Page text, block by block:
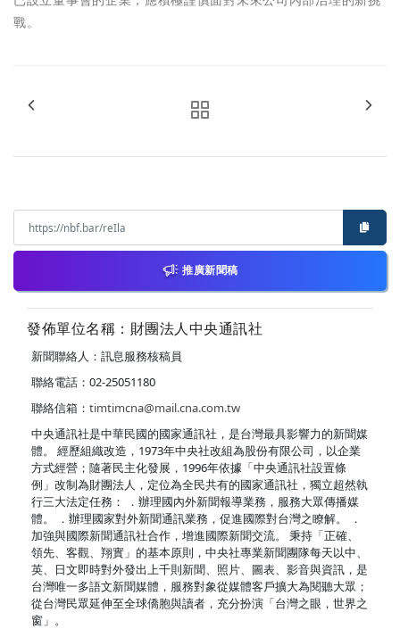
戰。
推廣新聞稿
發佈單位名稱：財團法人中央通訊社
新聞聯絡人：訊息服務核稿員
聯絡電話：02-25051180
聯絡信箱： timtimcna@mail.cna.com.tw
中央通訊社是中華民國的國家通訊社，是台灣最具影響力的新聞媒
體。 經歷組織改造，1973年中央社改組為股份有限公司，以企業
方式經營；隨著民主化發展，1996年依據「中央通訊社設置條
例」改制為財團法人，定位為全民共有的國家通訊社，獨立超然執
行三大法定任務： ．辦理國內外新聞報導業務，服務大眾傳播媒
體。 ．辦理國家對外新聞通訊業務，促進國際對台灣之瞭解。 ．
加強與國際新聞通訊社合作，增進國際新聞交流。 秉持「正確、
領先、客觀、翔實」的基本原則，中央社專業新聞團隊每天以中、
英、日文即時對外發出上千則新聞、照片、圖表、影音與資訊，是
台灣唯一多語文新聞媒體，服務對象從媒體客戶擴大為閱聽大眾；
從台灣民眾延伸至全球僑胞與讀者，充分扮演「台灣之眼，世界之
窗」。